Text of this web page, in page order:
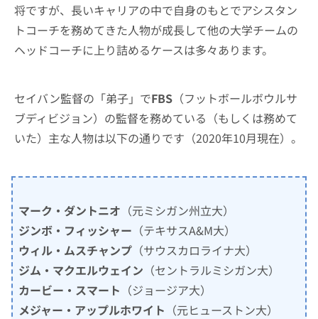
将ですが、長いキャリアの中で自身のもとでアシスタン
トコーチを務めてきた人物が成長して他の大学チームの
ヘッドコーチに上り詰めるケースは多々あります。
セイバン監督の「弟子」でFBS （フットボールボウルサ
ブディビジョン）の監督を務めている（もしくは務めて
いた）主な人物は以下の通りです（2020年10月現在）。
マーク・ダントニオ （元ミシガン州立大）
ジンボ・フィッシャー （テキサスA&M大）
ウィル・ムスチャンプ （サウスカロライナ大）
ジム・マクエルウェイン （セントラルミシガン大）
カービー・スマート （ジョージア大）
メジャー・アップルホワイト （元ヒューストン大）